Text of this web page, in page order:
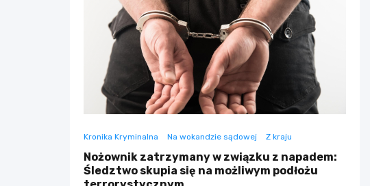
Kronika Kryminalna Na wokandzie sądowej Z kraju
Nożownik zatrzymany w związku z napadem:
Śledztwo skupia się na możliwym podłożu